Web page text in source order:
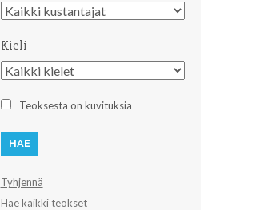
Kustantaja
Kieli
Kieli
Teoksesta on kuvituksia
Tyhjennä
Hae kaikki teokset